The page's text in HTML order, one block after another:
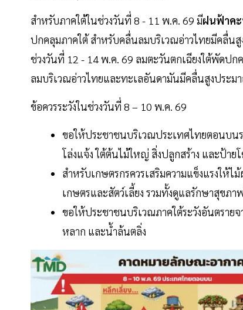
สำหรับภาคใต้ในช่วงวันที่ 8 - 11 พ.ค. 69 มีฝนฟ้าค
ปกคลุมภาคใต้ สำหรับคลื่นลมบริเวณอ่าวไทยมีคลื่น
ช่วงวันที่ 12 - 14 พ.ค. 69 ลมตะวันตกเฉียงใต้พัดป
ลมบริเวณอ่าวไทยและทะเลอันดามันมีคลื่นสูงประม
ข้อควรระวังในช่วงวันที่ 8 – 10 พ.ค. 69
ขอให้ประชาชนบริเวณประเทศไทยตอนบน
โล่งแจ้ง ใต้ต้นไม้ใหญ่ สิ่งปลูกสร้าง และป้า
สำหรับเกษตรกรควรเสริมความแข็งแรงให้
เกษตรและสัตว์เลี้ยง รวมทั้งดูแลรักษาสุขภ
ขอให้ประชาชนบริเวณภาคใต้ระวังอันตรา
หลาก และน้ำล้นตลิ่ง